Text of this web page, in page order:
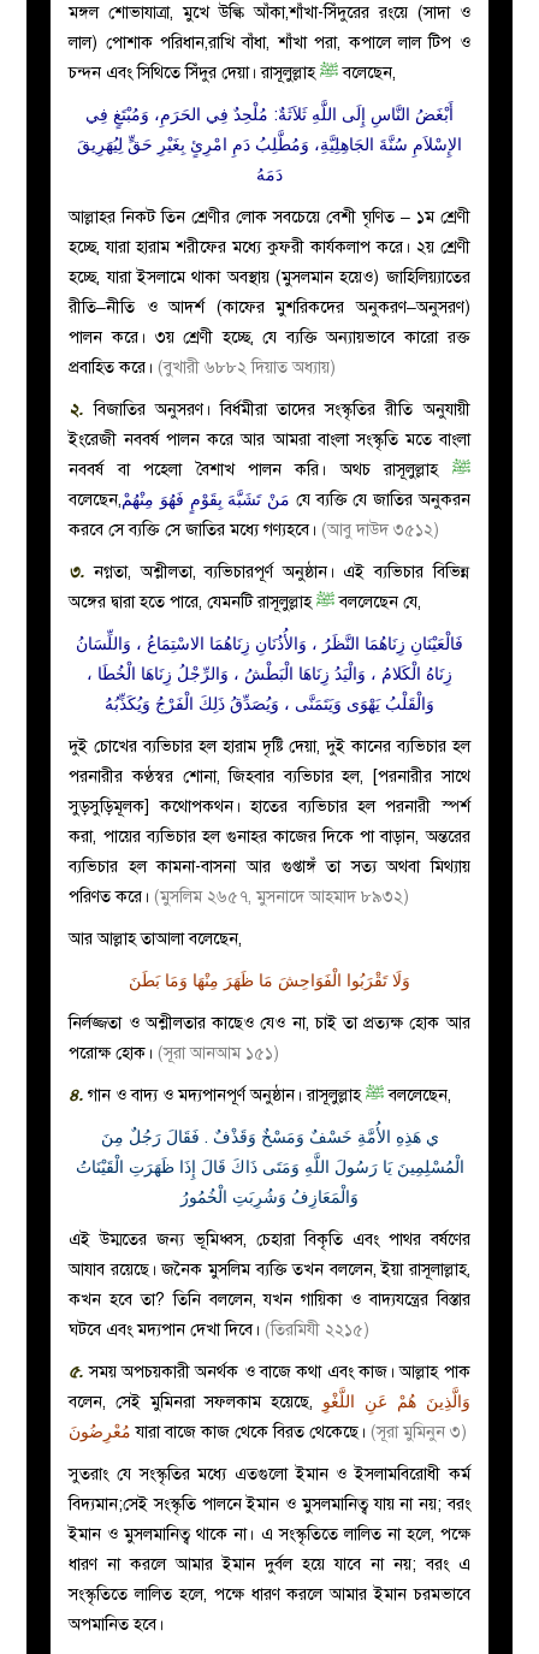
মঙ্গল শোভাযাত্রা, মুখে উল্কি আঁকা,শাঁখা-সিঁদুরের রংয়ে (সাদা ও
লাল) পোশাক পরিধান,রাখি বাঁধা, শাঁখা পরা, কপালে লাল টিপ ও
চন্দন এবং সিথিতে সিঁদুর দেয়া। রাসূলুল্লাহﷺবলেছেন,
أَبْغَضُ النَّاسِ إِلَى اللَّهِ ثَلاَثَةٌ: مُلْحِدٌ فِي الحَرَمِ، وَمُبْتَغٍ فِي
الإِسْلاَمِ سُنَّةَ الجَاهِلِيَّةِ، وَمُطَّلِبُ دَمِ امْرِئٍ بِغَيْرِ حَقٍّ لِيُهَرِيقَ
دَمَهُ
আল্লাহর নিকট তিন শ্রেণীর লোক সবচেয়ে বেশী ঘৃণিত – ১ম শ্রেণী
হচ্ছে, যারা হারাম শরীফের মধ্যে কুফরী কার্যকলাপ করে। ২য় শ্রেণী
হচ্ছে, যারা ইসলামে থাকা অবস্থায় (মুসলমান হয়েও) জাহিলিয়্যাতের
রীতি–নীতি ও আদর্শ (কাফের মুশরিকদের অনুকরণ–অনুসরণ)
পালন করে। ৩য় শ্রেণী হচ্ছে, যে ব্যক্তি অন্যায়ভাবে কারো রক্ত
প্রবাহিত করে। (বুখারী ৬৮৮২ দিয়াত অধ্যায়)
২. বিজাতির অনুসরণ। বির্ধমীরা তাদের সংস্কৃতির রীতি অনুযায়ী
ইংরেজী নববর্ষ পালন করে আর আমরা বাংলা সংস্কৃতি মতে বাংলা
নববর্ষ বা পহেলা বৈশাখ পালন করি। অথচ রাসূলুল্লাহ ﷺ
বলেছেন,مَنْ تَشَبَّهَ بِقَوْمٍ فَهُوَ مِنْهُمْ যে ব্যক্তি যে জাতির অনুকরন
করবে সে ব্যক্তি সে জাতির মধ্যে গণ্যহবে। (আবু দাউদ ৩৫১২)
৩. নগ্নতা, অশ্লীলতা, ব্যভিচারপূর্ণ অনুষ্ঠান। এই ব্যভিচার বিভিন্ন
অঙ্গের দ্বারা হতে পারে, যেমনটিরাসূলুল্লাহﷺবললেছেন যে,
فَالْعَيْنَانِ زِنَاهُمَا النَّظَرُ ، وَالأُذُنَانِ زِنَاهُمَا الاسْتِمَاعُ ، وَاللِّسَانُ
زِنَاهُ الْكَلامُ ، وَالْيَدُ زِنَاهَا الْبَطْشُ ، وَالرِّجْلُ زِنَاهَا الْخُطَا ،
وَالْقَلْبُ يَهْوَى وَيَتَمَنَّى ، وَيُصَدِّقُ ذَلِكَ الْفَرْجُ وَيُكَذِّبُهُ
দুই চোখের ব্যভিচার হল হারাম দৃষ্টি দেয়া, দুই কানের ব্যভিচার হল
পরনারীর কণ্ঠস্বর শোনা, জিহবার ব্যভিচার হল, [পরনারীর সাথে
সুড়সুড়িমূলক] কথোপকথন। হাতের ব্যভিচার হল পরনারী স্পর্শ
করা, পায়ের ব্যভিচার হল গুনাহর কাজের দিকে পা বাড়ান, অন্তরের
ব্যভিচার হল কামনা-বাসনা আর গুপ্তাঙ্গঁ তা সত্য অথবা মিথ্যায়
পরিণত করে। (মুসলিম ২৬৫৭, মুসনাদে আহমাদ ৮৯৩২)
আর আল্লাহ তাআলা বলেছেন,
وَلَا تَقْرَبُوا الْفَوَاحِشَ مَا ظَهَرَ مِنْهَا وَمَا بَطَنَ
নির্লজ্জতা ও অশ্লীলতার কাছেও যেও না, চাই তা প্রত্যক্ষ হোক আর
পরোক্ষ হোক। (সূরা আনআম ১৫১)
৪. গান ও বাদ্য ও মদ্যপানপূর্ণ অনুষ্ঠান।রাসূলুল্লাহﷺবললেছেন,
ي هَذِهِ الأُمَّةِ خَسْفٌ وَمَسْخٌ وَقَذْفٌ‏ ‏.‏ فَقَالَ رَجُلٌ مِنَ
الْمُسْلِمِينَ يَا رَسُولَ اللَّهِ وَمَتَى ذَاكَ قَالَ إِذَا ظَهَرَتِ الْقَيْنَاتُ
وَالْمَعَازِفُ وَشُرِبَتِ الْخُمُورُ
এই উম্মতের জন্য ভূমিধ্বস, চেহারা বিকৃতি এবং পাথর বর্ষণের
আযাব রয়েছে। জনৈক মুসলিম ব্যক্তি তখন বললেন, ইয়া রাসূলাল্লাহ,
কখন হবে তা? তিনি বললেন, যখন গায়িকা ও বাদ্যযন্ত্রের বিস্তার
ঘটবে এবং মদ্যপান দেখা দিবে। (তিরমিযী ২২১৫)
৫. সময় অপচয়কারী অনর্থক ও বাজে কথা এবং কাজ। আল্লাহ পাক
বলেন, সেই মুমিনরা সফলকাম হয়েছে, وَالَّذِينَ هُمْ عَنِ اللَّغْوِ
مُعْرِضُونَ যারা বাজে কাজ থেকে বিরত থেকেছে। (সূরা মুমিনুন ৩)
সুতরাং যে সংস্কৃতির মধ্যে এতগুলো ইমান ও ইসলামবিরোধী কর্ম
বিদ্যমান;সেই সংস্কৃতি পালনে ইমান ও মুসলমানিত্ব যায় না নয়; বরং
ইমান ও মুসলমানিত্ব থাকে না। এ সংস্কৃতিতে লালিত না হলে, পক্ষে
ধারণ না করলে আমার ইমান দুর্বল হয়ে যাবে না নয়; বরং এ
সংস্কৃতিতে লালিত হলে, পক্ষে ধারণ করলে আমার ইমান চরমভাবে
অপমানিত হবে।